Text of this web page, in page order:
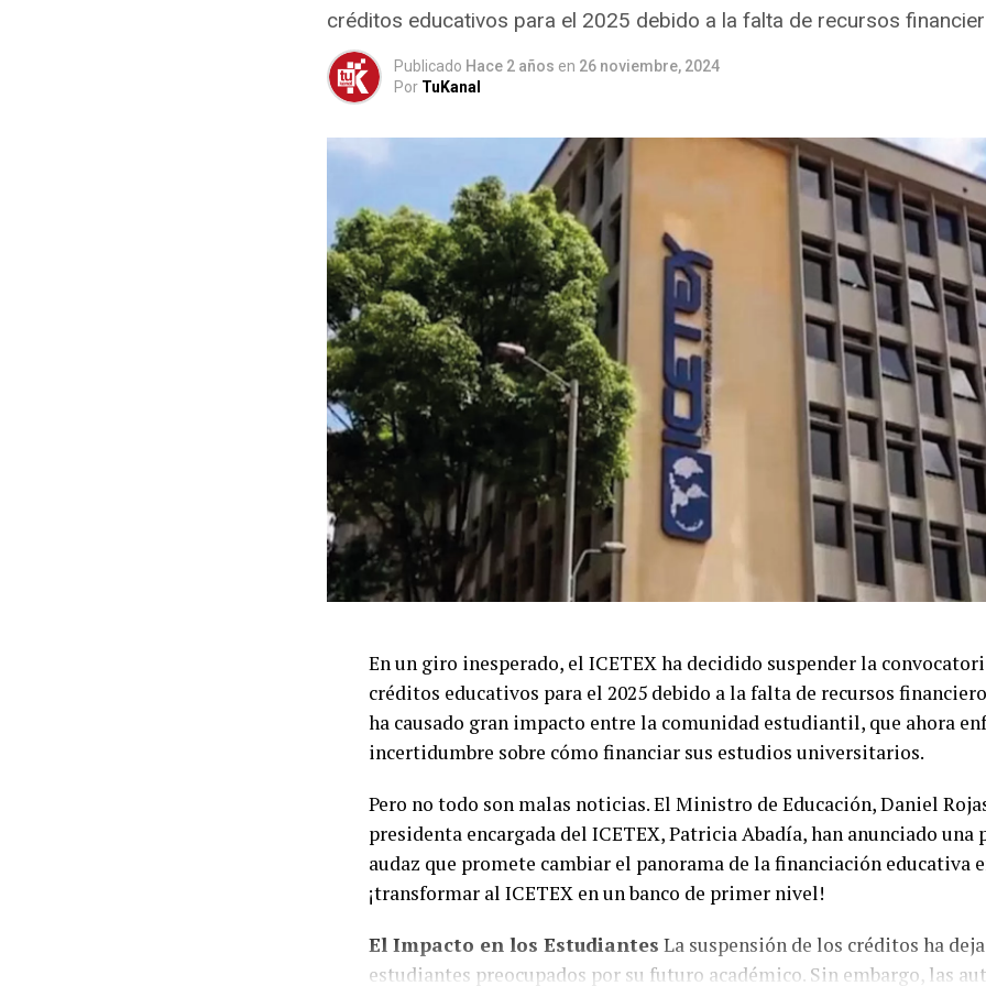
créditos educativos para el 2025 debido a la falta de recursos
Publicado Hace 2 años en 26 noviembre, 2024
Por TuKanal
En un giro inesperado, el ICETEX ha decidido suspender la
créditos educativos para el 2025 debido a la falta de recursos
ha causado gran impacto entre la comunidad estudiantil, que ahora
incertidumbre sobre cómo financiar sus estudios universitarios.
Pero no todo son malas noticias. El Ministro de Educación, Daniel
presidenta encargada del ICETEX, Patricia Abadía, han anunciado una
audaz que promete cambiar el panorama de la financiación educativa
¡transformar al ICETEX en un banco de primer nivel!
El Impacto en los Estudiantes La suspensión de los créditos ha
estudiantes preocupados por su futuro académico. Sin embargo, las